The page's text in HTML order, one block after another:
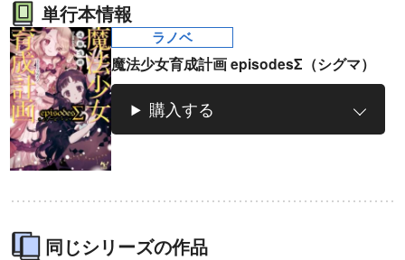
単行本情報
ラノベ
魔法少女育成計画 episodesΣ（シグマ）
購入する
同じシリーズの作品